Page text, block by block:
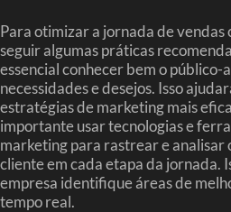
Para otimizar a jornada de
seguir algumas práticas
essencial conhecer bem o público-
necessidades e desejos. Isso
estratégias de marketing mais
importante usar tecnologias e
marketing para rastrear e analisar
cliente em cada etapa da jornada.
empresa identifique áreas de
tempo real.